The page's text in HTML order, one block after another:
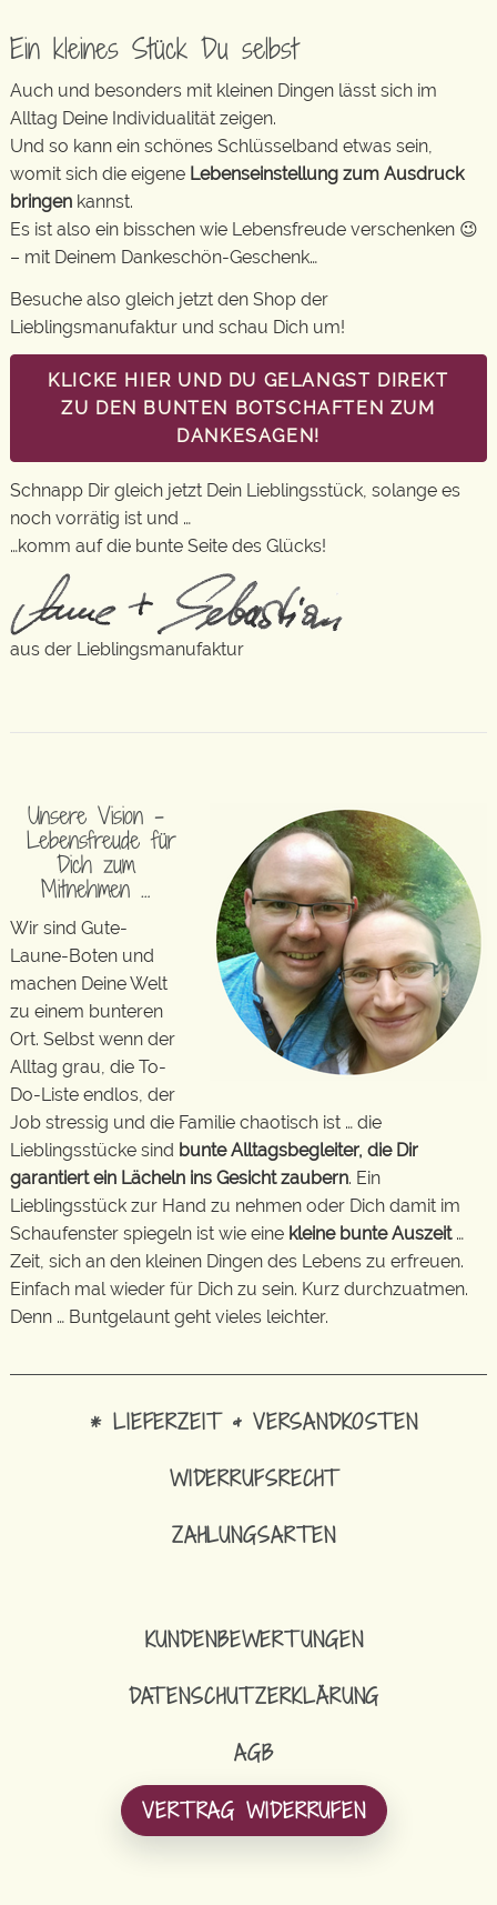
Ein kleines Stück Du selbst
Auch und besonders mit kleinen Dingen lässt sich im
Alltag Deine Individualität zeigen.
Und so kann ein schönes Schlüsselband etwas sein,
womit sich die eigene Lebenseinstellung zum Ausdruck
bringen kannst.
Es ist also ein bisschen wie Lebensfreude verschenken 😉
– mit Deinem Dankeschön-Geschenk…
Besuche also gleich jetzt den Shop der
Lieblingsmanufaktur und schau Dich um!
KLICKE HIER UND DU GELANGST DIREKT
ZU DEN BUNTEN BOTSCHAFTEN ZUM
DANKESAGEN!
Schnapp Dir gleich jetzt Dein Lieblingsstück, solange es
noch vorrätig ist und …
…komm auf die bunte Seite des Glücks!
aus der Lieblingsmanufaktur
Unsere Vision –
Lebensfreude für
Dich zum
Mitnehmen …
Wir sind Gute-
Laune-Boten und
machen Deine Welt
zu einem bunteren
Ort. Selbst wenn der
Alltag grau, die To-
Do-Liste endlos, der
Job stressig und die Familie chaotisch ist … die
Lieblingsstücke sind bunte Alltagsbegleiter, die Dir
garantiert ein Lächeln ins Gesicht zaubern. Ein
Lieblingsstück zur Hand zu nehmen oder Dich damit im
Schaufenster spiegeln ist wie eine kleine bunte Auszeit…
Zeit, sich an den kleinen Dingen des Lebens zu erfreuen.
Einfach mal wieder für Dich zu sein. Kurz durchzuatmen.
Denn … Buntgelaunt geht vieles leichter.
* LIEFERZEIT & VERSANDKOSTEN
WIDERRUFSRECHT
ZAHLUNGSARTEN
KUNDENBEWERTUNGEN
DATENSCHUTZERKLÄRUNG
AGB
VERTRAG WIDERRUFEN